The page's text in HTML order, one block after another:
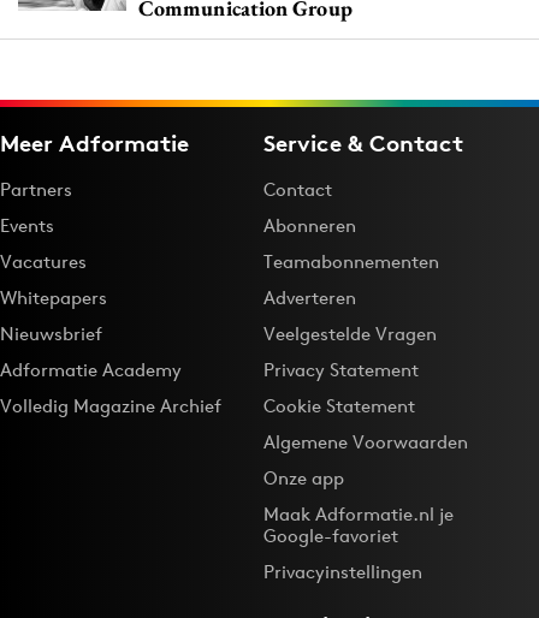
Communication Group
Meer Adformatie
Partners
Events
Vacatures
Whitepapers
Nieuwsbrief
Adformatie Academy
Volledig Magazine Archief
Service & Contact
Contact
Abonneren
Teamabonnementen
Adverteren
Veelgestelde Vragen
Privacy Statement
Cookie Statement
Algemene Voorwaarden
Onze app
Maak Adformatie.nl je
Google-favoriet
Privacyinstellingen